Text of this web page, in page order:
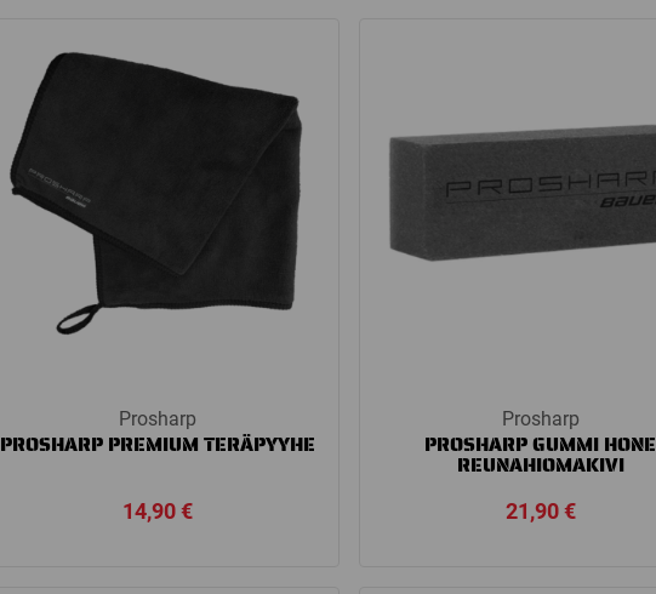
Prosharp
PROSHARP PREMIUM TERÄPYYHE
14,90€
Prosharp
PROSHARP GUMMI HONE
REUNAHIOMAKIVI
21,90€